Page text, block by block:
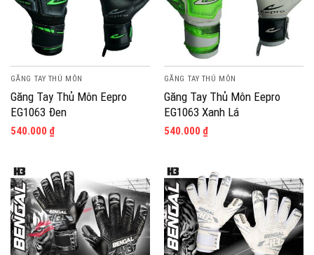
GĂNG TAY THỦ MÔN
Găng Tay Thủ Môn Eepro
EG1063 Đen
540.000 ₫
GĂNG TAY THỦ MÔN
Găng Tay Thủ Môn Eepro
EG1063 Xanh Lá
540.000 ₫